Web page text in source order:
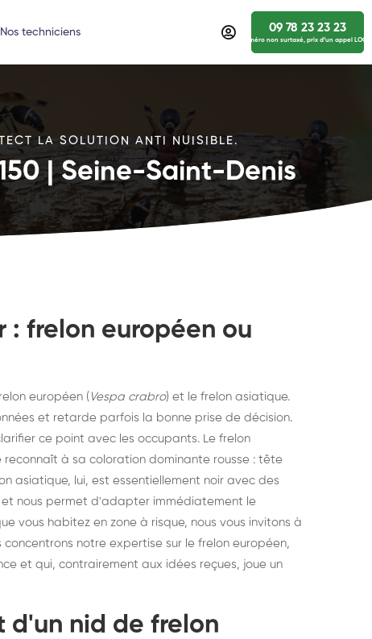
Nos techniciens 09 78 23 23 23
numéro non surtaxé, prix d’un appel
LA SOLUTION ANTI NUISIBLE.
| Seine-Saint-Denis
: frelon européen ou
européen ( Vespa crabro) et le frelon asiatique.
et retarde parfois la bonne prise de décision.
ce point avec les occupants. Le frelon
à sa coloration dominante rousse : tête
asiatique, lui, est essentiellement noir avec des
nous permet d'adapter immédiatement le
vous habitez en zone à risque, nous vous invitons à
concentrons notre expertise sur le frelon européen,
et qui, contrairement aux idées reçues, joue un
d'un nid de frelon